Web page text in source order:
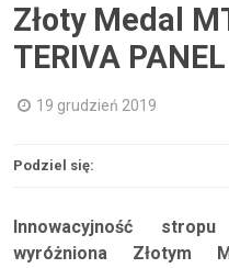
Złoty Medal
TERIVA PANEL
19 grudzień 2019
Podziel się:
Innowacyjność
wyróżniona Złotym